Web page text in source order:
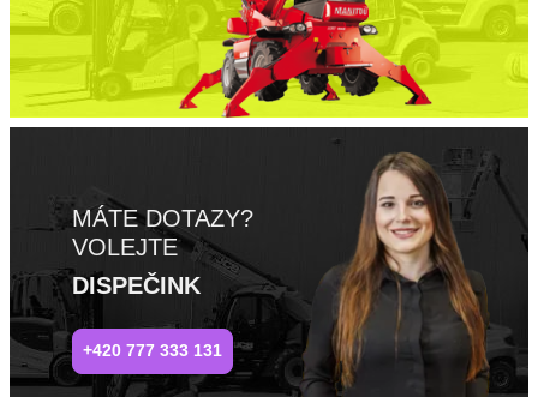
MÁTE DOTAZY?
VOLEJTE
DISPEČINK
+420 777 333 131